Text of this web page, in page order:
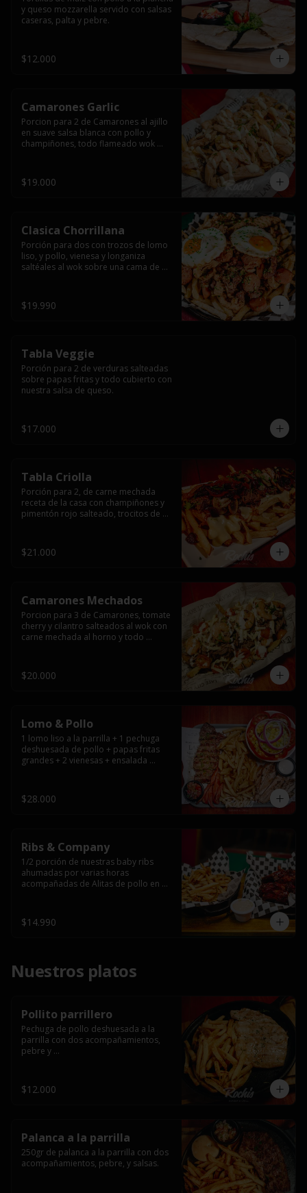
y queso mozzarella servido con salsas
caseras, palta y pebre.
$12.000
Camarones Garlic
Porcion para 2 de Camarones al ajillo
en suave salsa blanca con pollo y
champiñones, todo flameado wok
$19.000
Clasica Chorrillana
Porción para dos con trozos de lomo
liso, y pollo, vienesa y longaniza
saltéales al wok sobre una cama de
$19.990
Tabla Veggie
Porción para 2 de verduras salteadas
sobre papas fritas y todo cubierto con
nuestra salsa de queso.
$17.000
Tabla Criolla
Porción para 2, de carne mechada
receta de la casa con champiñones y
pimentón rojo salteado, trocitos de
papas fritas.
$21.000
Camarones Mechados
Porcion para 3 de Camarones, tomate
cherry y cilantro salteados al wok con
carne mechada al horno y todo
casera.
$20.000
Lomo & Pollo
1 lomo liso a la parrilla + 1 pechuga
deshuesada de pollo + papas fritas
grandes + 2 vienesas + ensalada
$28.000
Ribs & Company
1/2 porción de nuestras baby ribs
ahumadas por varias horas
acompañadas de Alitas de pollo en
$14.990
Nuestros platos
Pollito parrillero
Pechuga de pollo deshuesada a la
parrilla con dos acompañamientos,
pebre y
$12.000
Palanca a la parrilla
250gr de palanca a la parrilla con dos
acompañamientos, pebre, y salsas.